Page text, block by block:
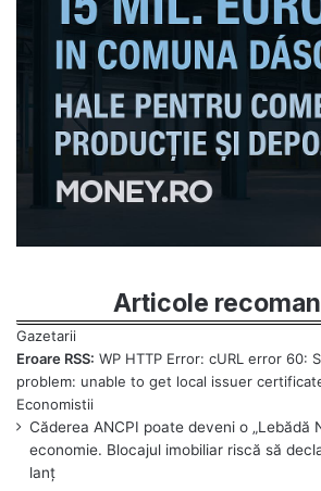
Articole
Eroare RSS: WP HTTP Error: cURL error 60:
problem: unable to get local issuer
Căderea ANCPI poate deveni o „Lebădă
economie. Blocajul imobiliar riscă să
lanț